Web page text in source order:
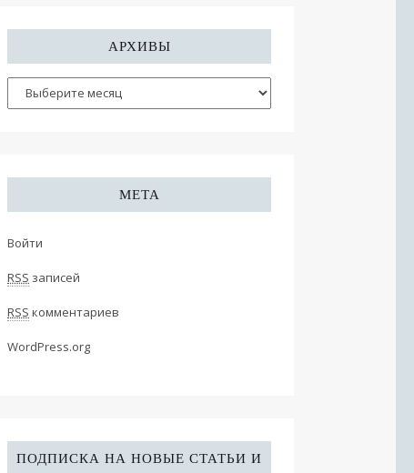
АРХИВЫ
МЕТА
Войти
RSS записей
RSS комментариев
WordPress.org
ПОДПИСКА НА НОВЫЕ СТАТЬИ И